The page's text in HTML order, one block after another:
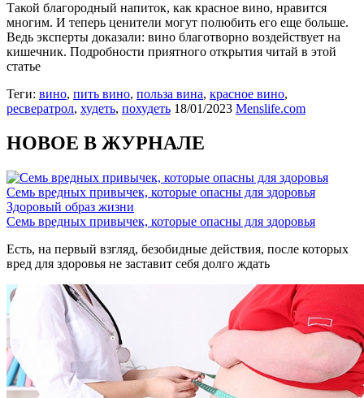
Такой благородный напиток, как красное вино, нравится
многим. И теперь ценители могут полюбить его еще больше.
Ведь эксперты доказали: вино благотворно воздействует на
кишечник. Подробности приятного открытия читай в этой
статье
Теги: вино, пить вино, польза вина, красное вино,
ресвератрол, худеть, похудеть 18/01/2023 Menslife.com
НОВОЕ В ЖУРНАЛЕ
Семь вредных привычек, которые опасны для здоровья
Здоровый образ жизни
Семь вредных привычек, которые опасны для здоровья
Есть, на первый взгляд, безобидные действия, после которых
вред для здоровья не заставит себя долго ждать